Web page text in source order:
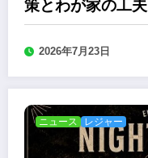
策とわが家の工夫
2026年7月23日
ニュース レジャー